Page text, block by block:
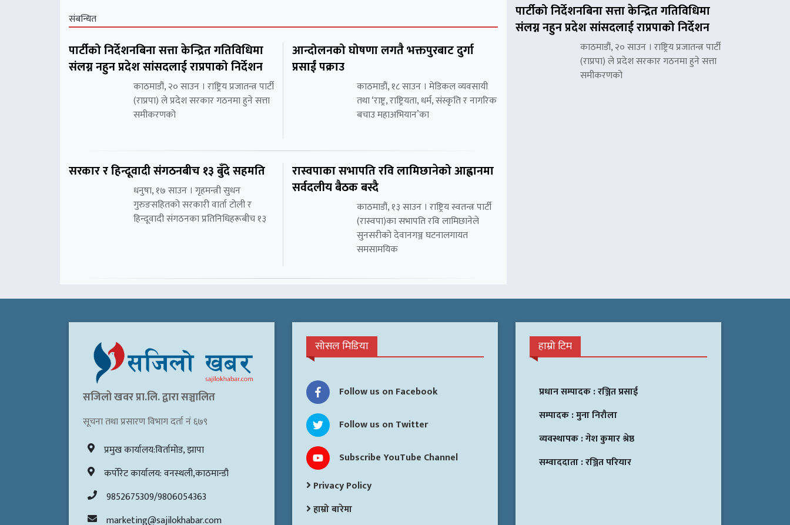
संबन्धित
पार्टीको निर्देशनबिना सत्ता केन्द्रित गतिविधिमा
संलग्न नहुन प्रदेश सांसदलाई राप्रपाको निर्देशन
काठमाडौं, २० साउन । राष्ट्रिय प्रजातन्त्र पार्टी
(राप्रपा) ले प्रदेश सरकार गठनमा हुने सत्ता
समीकरणको
आन्दोलनको घोषणा लगतै भक्तपुरबाट दुर्गा
प्रसाईं पक्राउ
काठमाडौं, १८ साउन । मेडिकल व्यवसायी
तथा ‘राष्ट्र, राष्ट्रियता, धर्म, संस्कृति र नागरिक
बचाउ महाअभियान’का
सरकार र हिन्दूवादी संगठनबीच १३ बुँदे सहमति
धनुषा, १७ साउन । गृहमन्त्री सुधन
गुरुङसहितको सरकारी वार्ता टोली र
हिन्दूवादी संगठनका प्रतिनिधिहरूबीच १३
रास्वपाका सभापति रवि लामिछानेको आह्वानमा
सर्वदलीय बैठक बस्दै
काठमाडौं, १३ साउन । राष्ट्रिय स्वतन्त्र पार्टी
(रास्वपा)का सभापति रवि लामिछानेले
सुनसरीको देवानगञ्ज घटनालगायत
समसामयिक
पार्टीको निर्देशनबिना सत्ता केन्द्रित गतिविधिमा
संलग्न नहुन प्रदेश सांसदलाई राप्रपाको निर्देशन
काठमाडौं, २० साउन । राष्ट्रिय प्रजातन्त्र पार्टी
(राप्रपा) ले प्रदेश सरकार गठनमा हुने सत्ता
समीकरणको
सजिलो खवर प्रा.लि. द्वारा सञ्चालित
सूचना तथा प्रसारण विभाग दर्ता नं ६७९
प्रमुख कार्यालय:विर्तामोड, झापा
कर्पोरेट कार्यालय: वनस्थली,काठमान्डौ
9852675309/9806054363
marketing@sajilokhabar.com
सोसल मिडिया
Follow us on Facebook
Follow us on Twitter
Subscribe YouTube Channel
Privacy Policy
हाम्रो बारेमा
हाम्रो टिम
प्रधान सम्पादक :रञ्जित प्रसाई
सम्पादक :मुना निरौला
व्यवस्थापक :गेश कुमार श्रेष्ठ
सम्वाददाता :रञ्जित परियार